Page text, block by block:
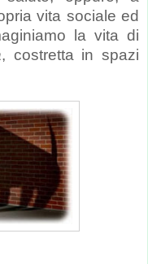
vita sociale ed
la vita di
, costretta in spazi